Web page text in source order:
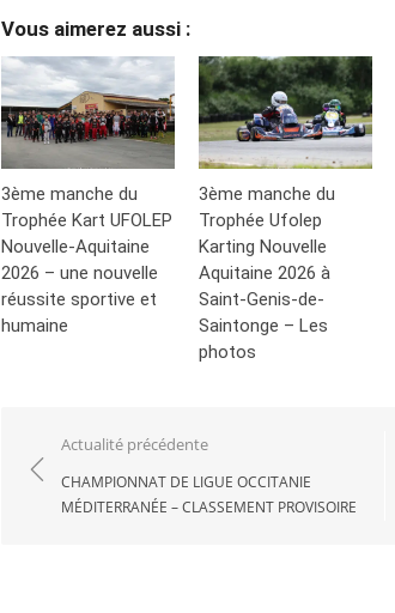
Vous aimerez aussi :
3ème manche du
Trophée Kart UFOLEP
Nouvelle-Aquitaine
2026 – une nouvelle
réussite sportive et
humaine
3ème manche du
Trophée Ufolep
Karting Nouvelle
Aquitaine 2026 à
Saint-Genis-de-
Saintonge – Les
photos
Navigation
de
l’article
Actualité précédente
CHAMPIONNAT DE LIGUE OCCITANIE
MÉDITERRANÉE – CLASSEMENT PROVISOIRE